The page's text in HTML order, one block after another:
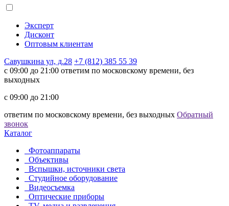
Эксперт
Дисконт
Оптовым клиентам
Савушкина ул, д.28 +7 (812) 385 55 39
c 09:00 до 21:00 ответим по московскому времени, без
выходных
c 09:00 до 21:00
ответим по московскому времени, без выходных Обратный
звонок
Каталог
Фотоаппараты
Объективы
Вспышки, источники света
Студийное оборудование
Видеосъемка
Оптические приборы